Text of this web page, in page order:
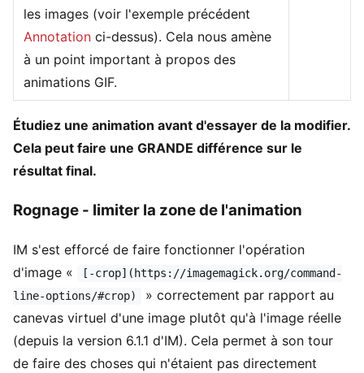
les images (voir l'exemple précédent
Annotation ci-dessus). Cela nous amène
à un point important à propos des
animations GIF.
Étudiez une animation avant d'essayer de la modifier.
Cela peut faire une GRANDE différence sur le
résultat final.
Rognage - limiter la zone de l'animation
IM s'est efforcé de faire fonctionner l'opération
d'image «
[-crop](https://imagemagick.org/command-
line-options/#crop)
» correctement par rapport au
canevas virtuel d'une image plutôt qu'à l'image réelle
(depuis la version 6.1.1 d'IM). Cela permet à son tour
de faire des choses qui n'étaient pas directement